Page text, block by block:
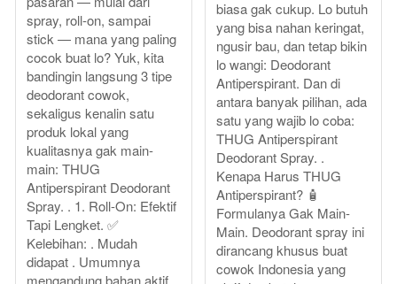
spray, roll-on, sampai
stick — mana yang paling
cocok buat lo? Yuk, kita
bandingin langsung 3 tipe
deodorant cowok,
sekaligus kenalin satu
produk lokal yang
kualitasnya gak main-
main: THUG
Antiperspirant Deodorant
Spray. . 1. Roll-On: Efektif
Tapi Lengket. ✅
Kelebihan: . Mudah
didapat . Umumnya
mengandung bahan aktif
biasa gak cukup. Lo butuh
yang bisa nahan keringat,
ngusir bau, dan tetap bikin
lo wangi: Deodorant
Antiperspirant. Dan di
antara banyak pilihan, ada
satu yang wajib lo coba:
THUG Antiperspirant
Deodorant Spray. .
Kenapa Harus THUG
Antiperspirant? 🧴
Formulanya Gak Main-
Main. Deodorant spray ini
dirancang khusus buat
cowok Indonesia yang